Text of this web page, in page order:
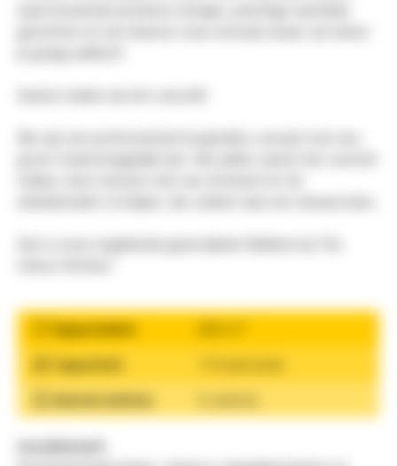
Samen maken we het verschil!
We zijn een professioneel hospitality concept met een
arbeidsmarkt te helpen, die zoeken naar een nieuwe kans.
Dat is onze ongekende gastvrijheid: Welkom bij The
Oppervlakte 830 m2
Capaciteit
710 personen
Aantal ruimtes
Locatiesoort: